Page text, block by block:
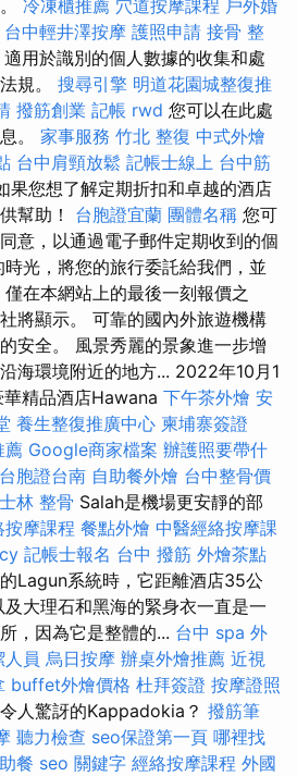
冷凍櫃推薦 穴道按摩課程 戶外婚
台中輕井澤按摩 護照申請 接骨 整
適用於識別的個人數據的收集和處
規。 搜尋引擎 明道花園城整復推
撥筋創業 記帳 rwd 您可以在此處
。 家事服務 竹北 整復 中式外燴
台中肩頸放鬆 記帳士線上 台中筋
果您想了解定期折扣和卓越的酒店
幫助！ 台胞證宜蘭 團體名稱 您可
意，以通過電子郵件定期收到的個
光，將您的旅行委託給我們，並
在本網站上的最後一刻報價之
將顯示。 可靠的國內外旅遊機構
安全。 風景秀麗的景象進一步增
海環境附近的地方... 2022年10月1
精品酒店Hawana 下午茶外燴 安
養生整復推廣中心 柬埔寨簽證
薦 Google商家檔案 辦護照要帶什
台胞證台南 自助餐外燴 台中整骨價
士林 整骨 Salah是機場更安靜的部
按摩課程 餐點外燴 中醫經絡按摩課
記帳士報名 台中 撥筋 外燴茶點
Lagun系統時，它距離酒店35公
大理石和黑海的緊身衣一直是一
，因為它是整體的... 台中 spa 外
人員 烏日按摩 辦桌外燴推薦 近視
buffet外燴價格 杜拜簽證 按摩證照
人驚訝的Kappadokia？ 撥筋筆
聽力檢查 seo保證第一頁 哪裡找
餐 seo 關鍵字 經絡按摩課程 外國